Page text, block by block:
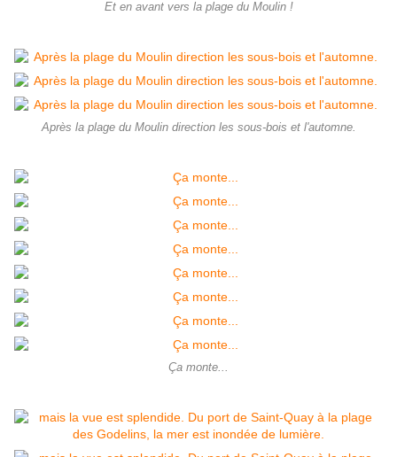
Et en avant vers la plage du Moulin !
Après la plage du Moulin direction les sous-bois et l'automne.
Ça monte...